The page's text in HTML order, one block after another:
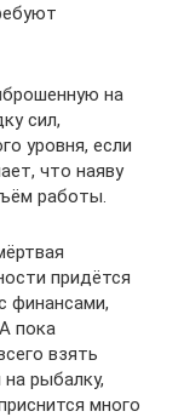
на
сил,
уровня, если
что наяву
работы.
придётся
финансами,
пока
взять
рыбалку,
много